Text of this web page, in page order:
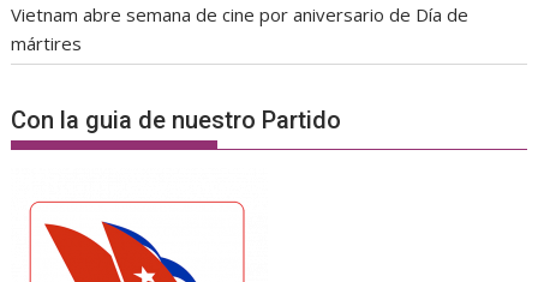
Vietnam abre semana de cine por aniversario de Día de
mártires
Con la guia de nuestro Partido